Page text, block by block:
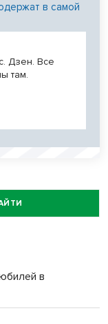
в самой
Дзен. Все
там.
в